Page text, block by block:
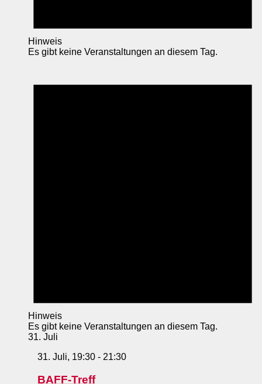
Hinweis
Es gibt keine Veranstaltungen an diesem Tag.
Hinweis
Es gibt keine Veranstaltungen an diesem Tag.
31. Juli
31. Juli, 19:30 - 21:30
BAFF-Treff